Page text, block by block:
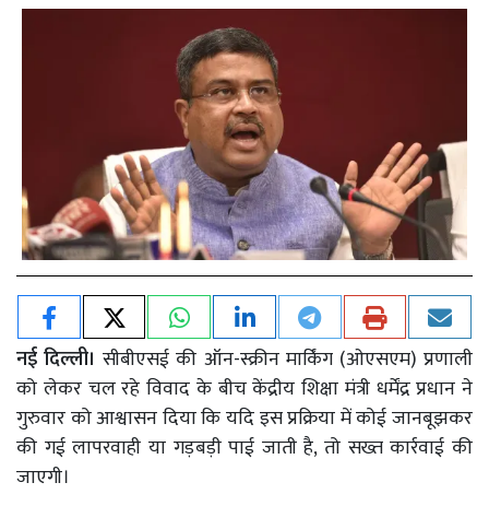
नई दिल्ली।सीबीएसई की ऑन-स्क्रीन मार्किंग (ओएसएम) प्रणाली
को लेकर चल रहे विवाद के बीच केंद्रीय शिक्षा मंत्री धर्मेंद्र प्रधान ने
गुरुवार को आश्वासन दिया कि यदि इस प्रक्रिया में कोई जानबूझकर
की गई लापरवाही या गड़बड़ी पाई जाती है, तो सख्त कार्रवाई की
जाएगी।